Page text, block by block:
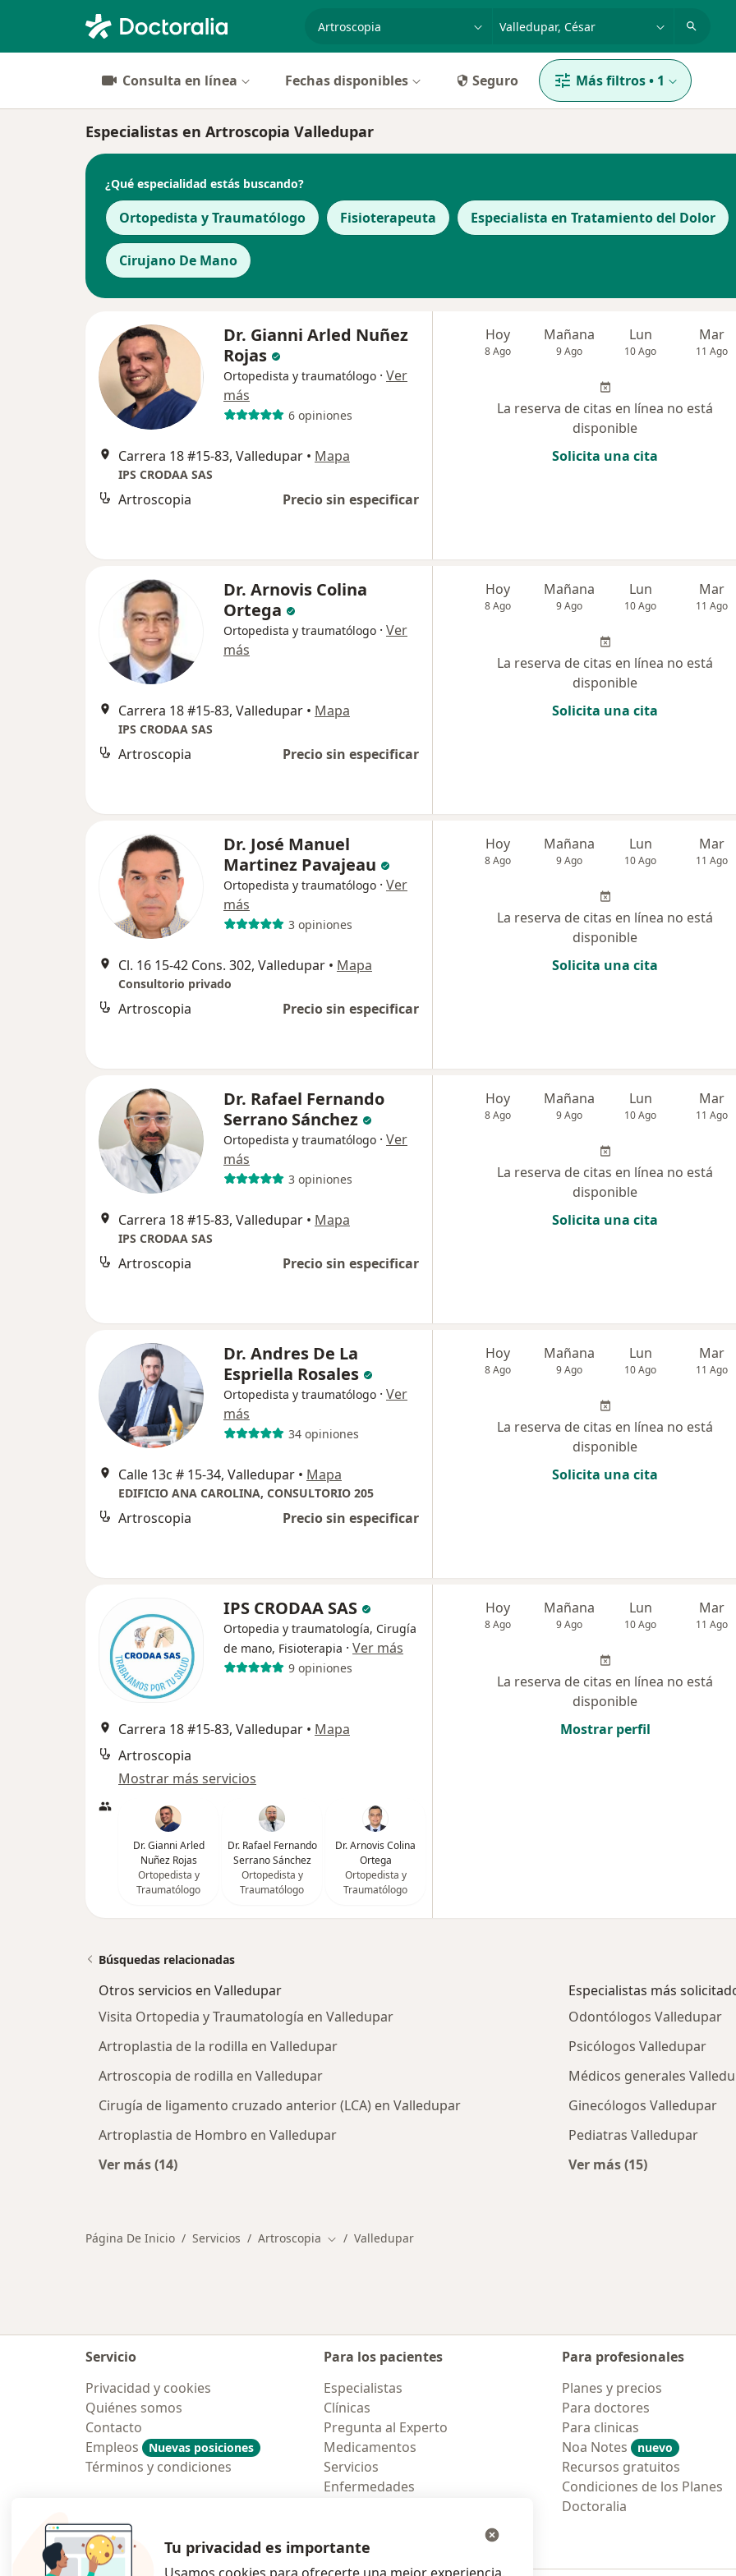
Consulta en línea Fechas disponibles Seguro Más filtros• 1
Especialistas en Artroscopia Valledupar
¿Qué especialidad estás buscando?
Ortopedista y Traumatólogo Fisioterapeuta Especialista en Tratamiento del Dolor
Cirujano De Mano
Dr. Gianni Arled Nuñez
Rojas
Ortopedista y traumatólogo · Ver
más
6 opiniones
Carrera 18 #15-83, Valledupar • Mapa
IPS CRODAA SAS
Artroscopia Precio sin especificar
Hoy
8 Ago
Mañana
9 Ago
Lun
10 Ago
Mar
11 Ago
La reserva de citas en línea no está
disponible
Solicita una cita
Dr. Arnovis Colina
Ortega
Ortopedista y traumatólogo · Ver
más
Carrera 18 #15-83, Valledupar • Mapa
IPS CRODAA SAS
Artroscopia Precio sin especificar
Hoy
8 Ago
Mañana
9 Ago
Lun
10 Ago
Mar
11 Ago
La reserva de citas en línea no está
disponible
Solicita una cita
Dr. José Manuel
Martinez Pavajeau
Ortopedista y traumatólogo · Ver
más
3 opiniones
Cl. 16 15-42 Cons. 302, Valledupar • Mapa
Consultorio privado
Artroscopia Precio sin especificar
Hoy
8 Ago
Mañana
9 Ago
Lun
10 Ago
Mar
11 Ago
La reserva de citas en línea no está
disponible
Solicita una cita
Dr. Rafael Fernando
Serrano Sánchez
Ortopedista y traumatólogo · Ver
más
3 opiniones
Carrera 18 #15-83, Valledupar • Mapa
IPS CRODAA SAS
Artroscopia Precio sin especificar
Hoy
8 Ago
Mañana
9 Ago
Lun
10 Ago
Mar
11 Ago
La reserva de citas en línea no está
disponible
Solicita una cita
Dr. Andres De La
Espriella Rosales
Ortopedista y traumatólogo · Ver
más
34 opiniones
Calle 13c # 15-34, Valledupar • Mapa
EDIFICIO ANA CAROLINA, CONSULTORIO 205
Artroscopia Precio sin especificar
Hoy
8 Ago
Mañana
9 Ago
Lun
10 Ago
Mar
11 Ago
La reserva de citas en línea no está
disponible
Solicita una cita
IPS CRODAA SAS
Ortopedia y traumatología, Cirugía
de mano, Fisioterapia · Ver más
9 opiniones
Carrera 18 #15-83, Valledupar • Mapa
Artroscopia
Mostrar más servicios
Dr. Gianni Arled
Nuñez Rojas
Ortopedista y
Traumatólogo
Dr. Rafael Fernando
Serrano Sánchez
Ortopedista y
Traumatólogo
Dr. Arnovis Colina
Ortega
Ortopedista y
Traumatólogo
Hoy
8 Ago
Mañana
9 Ago
Lun
10 Ago
Mar
11 Ago
La reserva de citas en línea no está
disponible
Mostrar perfil
Búsquedas relacionadas
Otros servicios en Valledupar
Visita Ortopedia y Traumatología en Valledupar
Artroplastia de la rodilla en Valledupar
Artroscopia de rodilla en Valledupar
Cirugía de ligamento cruzado anterior (LCA) en Valledupar
Artroplastia de Hombro en Valledupar
Ver más (14)
Especialistas más
Odontólogos Valledupar
Psicólogos Valledupar
Médicos generales
Ginecólogos Valledupar
Pediatras Valledupar
Ver más (15)
Página De Inicio Servicios Artroscopia Cambiar de ciudad
Valledupar
Servicio
Privacidad y cookies
Quiénes somos
Contacto
Empleos
Nuevas posiciones
Términos y condiciones
Para los pacientes
Especialistas
Clínicas
Pregunta al Experto
Medicamentos
Servicios
Enfermedades
Para profesionales
Planes y precios
Para doctores
Para clinicas
Noa Notes
nuevo
Recursos gratuitos
Condiciones de los Planes
Doctoralia
Tu privacidad es importante